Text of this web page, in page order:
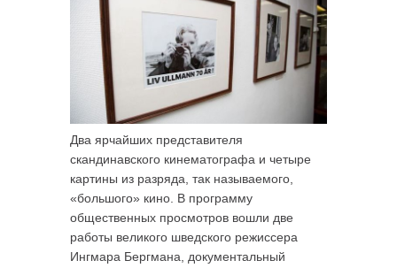
Два ярчайших представителя
скандинавского кинематографа и четыре
картины из разряда, так называемого,
«большого» кино. В программу
общественных просмотров вошли две
работы великого шведского режиссера
Ингмара Бергмана, документальный